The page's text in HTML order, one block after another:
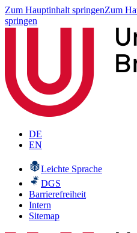
Zum Hauptinhalt springenZum
springen
DE
EN
Leichte Sprache
DGS
Barrierefreiheit
Intern
Sitemap